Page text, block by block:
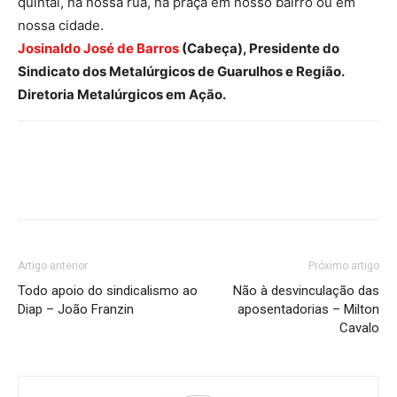
nossa cidade.
Josinaldo José de Barros (Cabeça), Presidente do
Sindicato dos Metalúrgicos de Guarulhos e Região.
Diretoria Metalúrgicos em Ação.
Artigo anterior
Todo apoio do sindicalismo ao
Diap – João Franzin
Próximo artigo
Não à desvinculação das
aposentadorias – Milton
Cavalo